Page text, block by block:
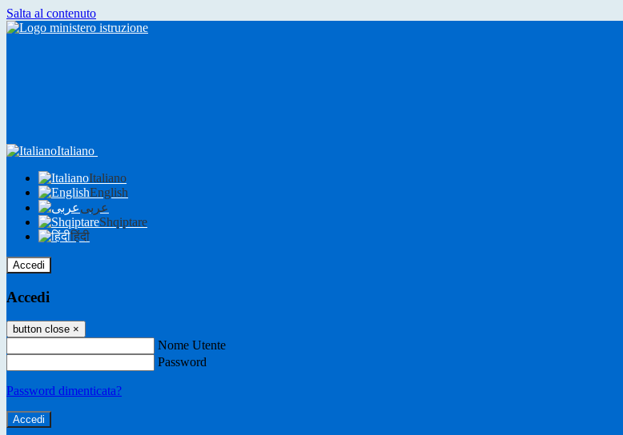
Salta al contenuto
Italiano
Italiano
English
عربى
Shqiptare
हिंदी
Accedi
Accedi
button close ×
Nome Utente
Password
Password dimenticata?